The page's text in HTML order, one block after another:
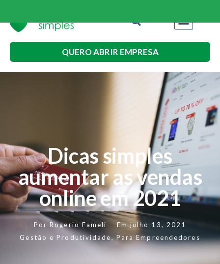
QUERO ABRIR EMPRESA
Dicas simples
aumentar as vendas
online em 2021
Por Rogerio Fameli Em julho 13, 2021
Gestão e Produtividade,Para Empreendedores